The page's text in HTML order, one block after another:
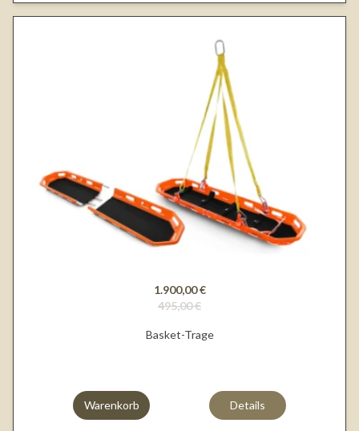
1.900,00 €
495,00 €
Basket-Trage
Warenkorb Details